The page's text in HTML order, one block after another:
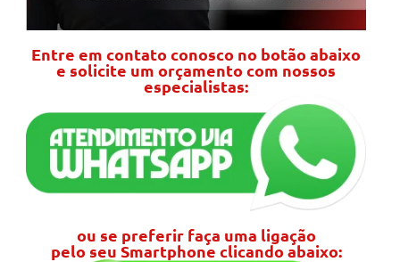
Entre em contato conosco no botão abaixo
e solicite um orçamento com nossos
especialistas:
ou se preferir faça uma ligação
pelo seu Smartphone clicando abaixo: